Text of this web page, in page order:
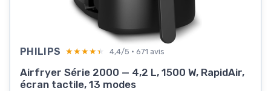
PHILIPS ★★★★★
★★★★★ 4,4/5 · 671 avis
Airfryer Série 2000 — 4,2 L, 1500 W, RapidAir,
écran tactile, 13 modes